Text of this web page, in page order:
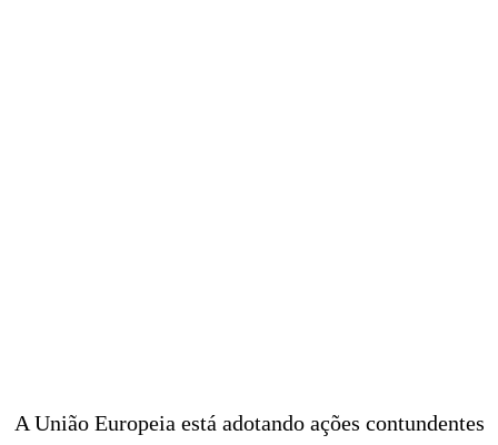
A União Europeia está adotando ações contundentes